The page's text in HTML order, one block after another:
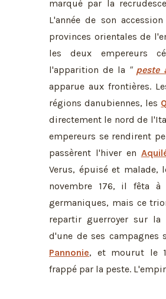
marqué par la
L'année de son
provinces orientales de
les deux empereurs
l'apparition de la " peste
apparue aux frontières.
régions danubiennes, les
directement le nord de
empereurs se rendirent
passèrent l'hiver en
Verus, épuisé et malade,
novembre 176, il fêta
germaniques, mais ce
repartir guerroyer sur la
d'une de ses
Pannonie, et mourut le
frappé par la peste.